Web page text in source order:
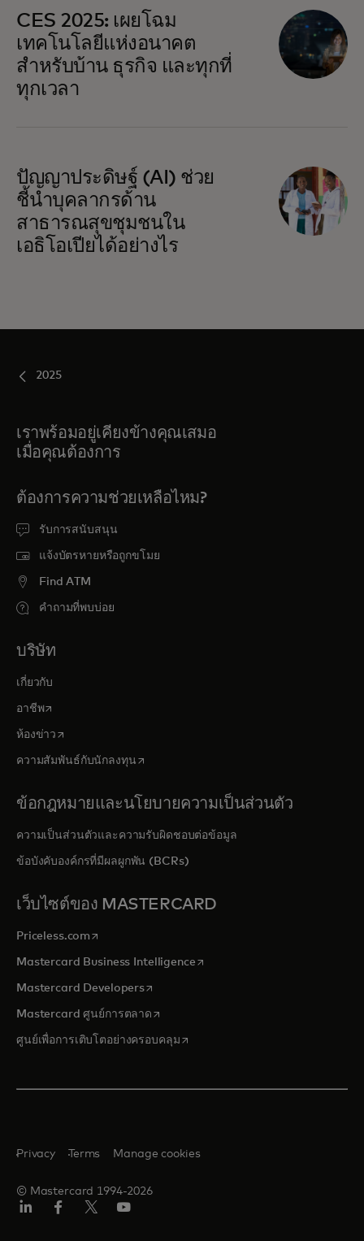
CES 2025: เผยโฉม
เทคโนโลยีแห่งอนาคต
สำหรับบ้าน ธุรกิจ และทุกที่
ทุกเวลา
ปัญญาประดิษฐ์ (AI) ช่วย
ชี้นำบุคลากรด้าน
สาธารณสุขชุมชนใน
เอธิโอเปียได้อย่างไร
2025
เราพร้อมอยู่เคียงข้างคุณเสมอ
เมื่อคุณต้องการ
ต้องการความช่วยเหลือไหม?
รับการสนับสนุน
แจ้งบัตรหายหรือถูกขโมย
Find ATM
คำถามที่พบบ่อย
บริษัท
เกี่ยวกับ
อาชีพopens in a new tab
ห้องข่าว opens in a new tab
ความสัมพันธ์กับนักลงทุนopens in a new tab
ข้อกฎหมายและนโยบายความเป็นส่วนตัว
ความเป็นส่วนตัวและความรับผิดชอบต่อข้อมูล
ข้อบังคับองค์กรที่มีผลผูกพัน (BCRs)
เว็บไซต์ของ MASTERCARD
Priceless.com opens in a new tab
Mastercard Business Intelligenceopens in a new tab
Mastercard Developersopens in a new tab
Mastercard ศูนย์การตลาด opens in a new tab
ศูนย์เพื่อการเติบโตอย่างครอบคลุมopens in a new tab
© Mastercard 1994-2026
Privacy Terms Manage cookies